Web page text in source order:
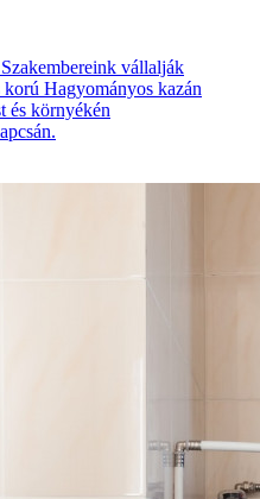
vállalják
Hagyományos kazán
és környékén